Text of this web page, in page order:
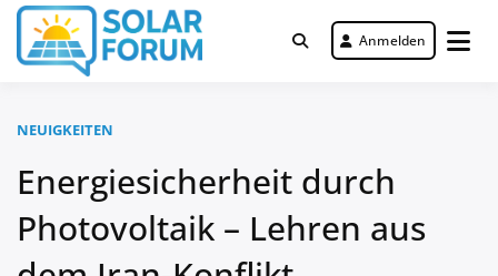
Zum
Inhalt
springen
Solar Forum
Deutschlandweit Nr. 1 Forum für
gewerbliche Solar Investments
Anmelden
NEUIGKEITEN
Energiesicherheit durch
Photovoltaik – Lehren aus